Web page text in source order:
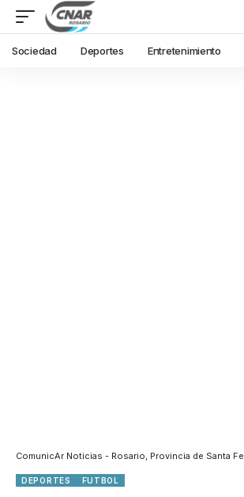
Sociedad Deportes Entretenimiento
ComunicAr Noticias - Rosario, Provincia de Santa Fe
DEPORTES FUTBOL